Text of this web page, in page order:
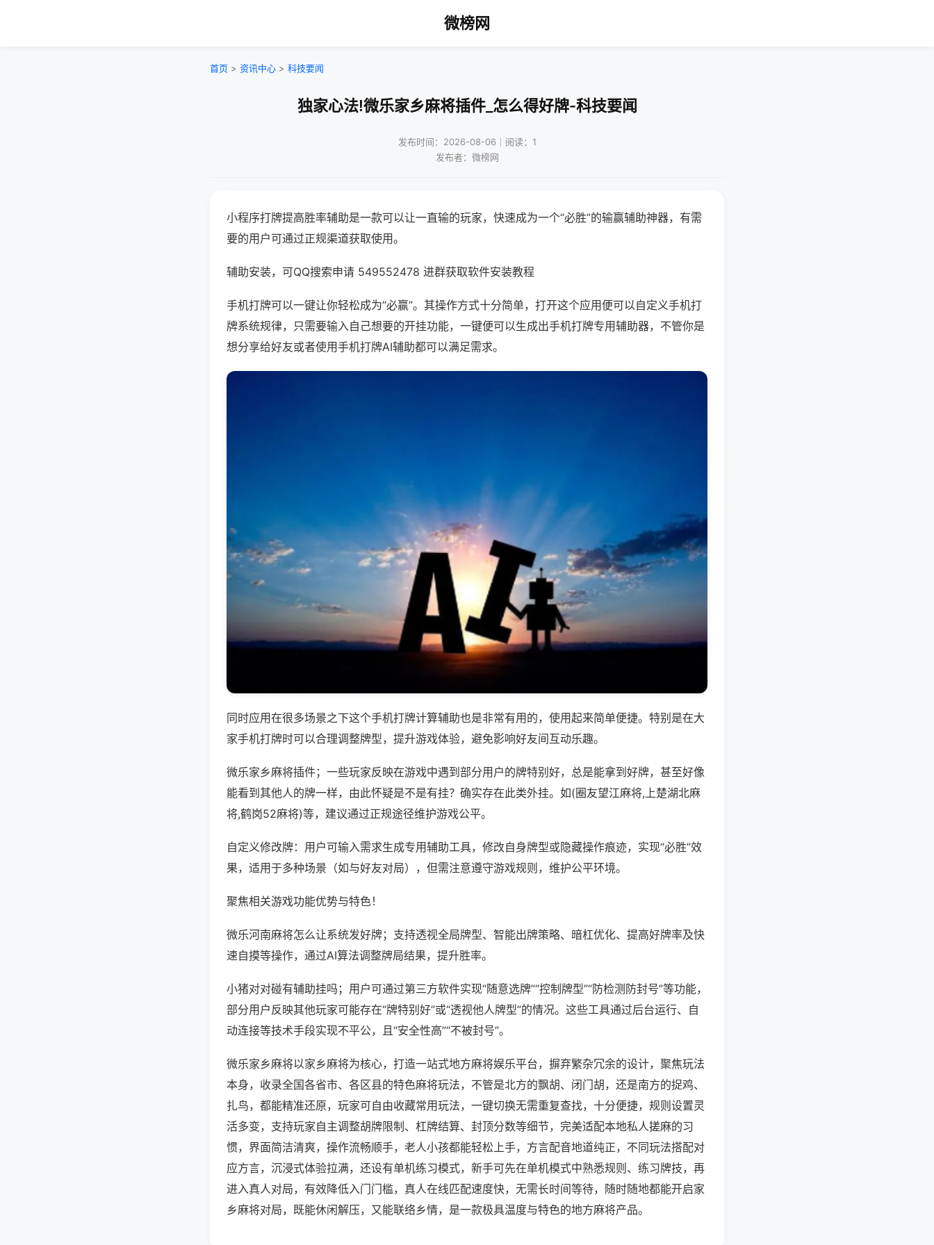
微榜网
首页 > 资讯中心 > 科技要闻
独家心法!微乐家乡麻将插件_怎么得好牌-科技要闻
发布时间：2026-08-06｜阅读：1
发布者：微榜网
小程序打牌提高胜率辅助是一款可以让一直输的玩家，快速成为一个“必胜”的输赢辅助神器，有需
要的用户可通过正规渠道获取使用。
辅助安装，可QQ搜索申请 549552478 进群获取软件安装教程
手机打牌可以一键让你轻松成为“必赢”。其操作方式十分简单，打开这个应用便可以自定义手机打
牌系统规律，只需要输入自己想要的开挂功能，一键便可以生成出手机打牌专用辅助器，不管你是
想分享给好友或者使用手机打牌AI辅助都可以满足需求。
同时应用在很多场景之下这个手机打牌计算辅助也是非常有用的，使用起来简单便捷。特别是在大
家手机打牌时可以合理调整牌型，提升游戏体验，避免影响好友间互动乐趣。
微乐家乡麻将插件；一些玩家反映在游戏中遇到部分用户的牌特别好，总是能拿到好牌，甚至好像
能看到其他人的牌一样，由此怀疑是不是有挂？确实存在此类外挂。如(圈友望江麻将,上楚湖北麻
将,鹤岗52麻将)等，建议通过正规途径维护游戏公平。
自定义修改牌：用户可输入需求生成专用辅助工具，修改自身牌型或隐藏操作痕迹，实现“必胜”效
果，适用于多种场景（如与好友对局），但需注意遵守游戏规则，维护公平环境。
聚焦相关游戏功能优势与特色！
微乐河南麻将怎么让系统发好牌；支持透视全局牌型、智能出牌策略、暗杠优化、提高好牌率及快
速自摸等操作，通过AI算法调整牌局结果，提升胜率。
小猪对对碰有辅助挂吗；用户可通过第三方软件实现“随意选牌”“控制牌型”“防检测防封号”等功能，
部分用户反映其他玩家可能存在“牌特别好”或“透视他人牌型”的情况。这些工具通过后台运行、自
动连接等技术手段实现不平公，且“安全性高”“不被封号”。
微乐家乡麻将以家乡麻将为核心，打造一站式地方麻将娱乐平台，摒弃繁杂冗余的设计，聚焦玩法
本身，收录全国各省市、各区县的特色麻将玩法，不管是北方的飘胡、闭门胡，还是南方的捉鸡、
扎鸟，都能精准还原，玩家可自由收藏常用玩法，一键切换无需重复查找，十分便捷，规则设置灵
活多变，支持玩家自主调整胡牌限制、杠牌结算、封顶分数等细节，完美适配本地私人搓麻的习
惯，界面简洁清爽，操作流畅顺手，老人小孩都能轻松上手，方言配音地道纯正，不同玩法搭配对
应方言，沉浸式体验拉满，还设有单机练习模式，新手可先在单机模式中熟悉规则、练习牌技，再
进入真人对局，有效降低入门门槛，真人在线匹配速度快，无需长时间等待，随时随地都能开启家
乡麻将对局，既能休闲解压，又能联络乡情，是一款极具温度与特色的地方麻将产品。